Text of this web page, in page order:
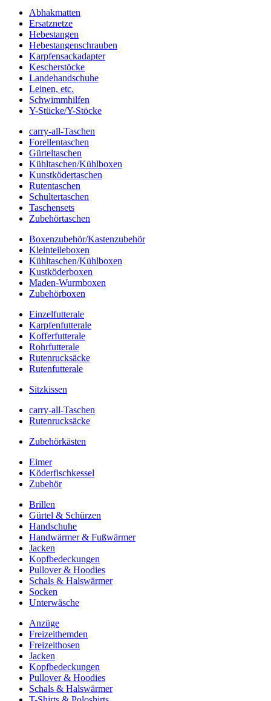
Abhakmatten
Ersatznetze
Hebestangen
Hebestangenschrauben
Karpfensackadapter
Kescherstöcke
Landehandschuhe
Leinen, etc.
Schwimmhilfen
Y-Stücke/Y-Stöcke
carry-all-Taschen
Forellentaschen
Gürteltaschen
Kühltaschen/Kühlboxen
Kunstködertaschen
Rutentaschen
Schultertaschen
Taschensets
Zubehörtaschen
Boxenzubehör/Kastenzubehör
Kleinteileboxen
Kühltaschen/Kühlboxen
Kustköderboxen
Maden-Wurmboxen
Zubehörboxen
Einzelfutterale
Karpfenfutterale
Kofferfutterale
Rohrfutterale
Rutenrucksäcke
Rutenfutterale
Sitzkissen
carry-all-Taschen
Rutenrucksäcke
Zubehörkästen
Eimer
Köderfischkessel
Zubehör
Brillen
Gürtel & Schürzen
Handschuhe
Handwärmer & Fußwärmer
Jacken
Kopfbedeckungen
Pullover & Hoodies
Schals & Halswärmer
Socken
Unterwäsche
Anzüge
Freizeithemden
Freizeithosen
Jacken
Kopfbedeckungen
Pullover & Hoodies
Schals & Halswärmer